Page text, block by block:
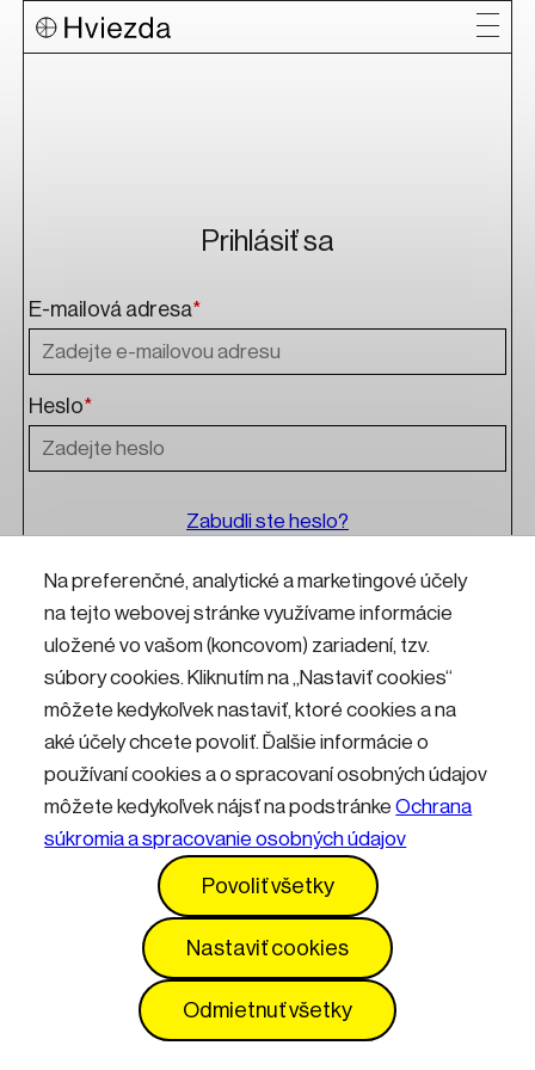
Na preferenčné, analytické a marketingové účely
na tejto webovej stránke využívame informácie
uložené vo vašom (koncovom) zariadení, tzv.
súbory cookies. Kliknutím na „Nastaviť cookies“
môžete kedykoľvek nastaviť, ktoré cookies a na
aké účely chcete povoliť. Ďalšie informácie o
používaní cookies a o spracovaní osobných údajov
môžete kedykoľvek nájsť na podstránkeOchrana
súkromia a spracovanie osobných údajov
Povoliť všetky
Nastaviť cookies
Odmietnuť všetky
Prihlásiť sa
E-mailová adresa*
Heslo*
Zabudli ste heslo?
Přihlásit
Kontakty Informácie pre návštevníkov
Prevádzkový poriadok
Vyhlásenie o prístupnosti Služby
Nastavenia cookies